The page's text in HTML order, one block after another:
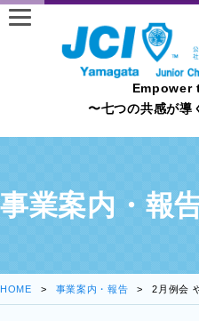
Empower
〜七つの共感が導
事業案内・報
HOME 事業案内・報告 2月例会